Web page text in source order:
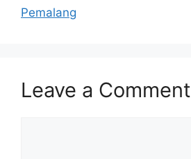
Pemalang
Leave a Comment